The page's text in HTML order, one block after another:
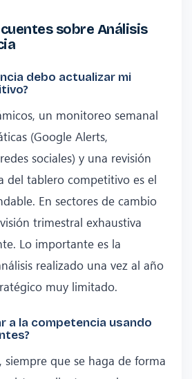
sobre Análisis
debo actualizar mi
un monitoreo semanal
(Google Alerts,
sociales) y una revisión
del tablero competitivo es el
En sectores de cambio
trimestral exhaustiva
Lo importante es la
realizado una vez al año
muy limitado.
a la competencia usando
siempre que se haga de forma